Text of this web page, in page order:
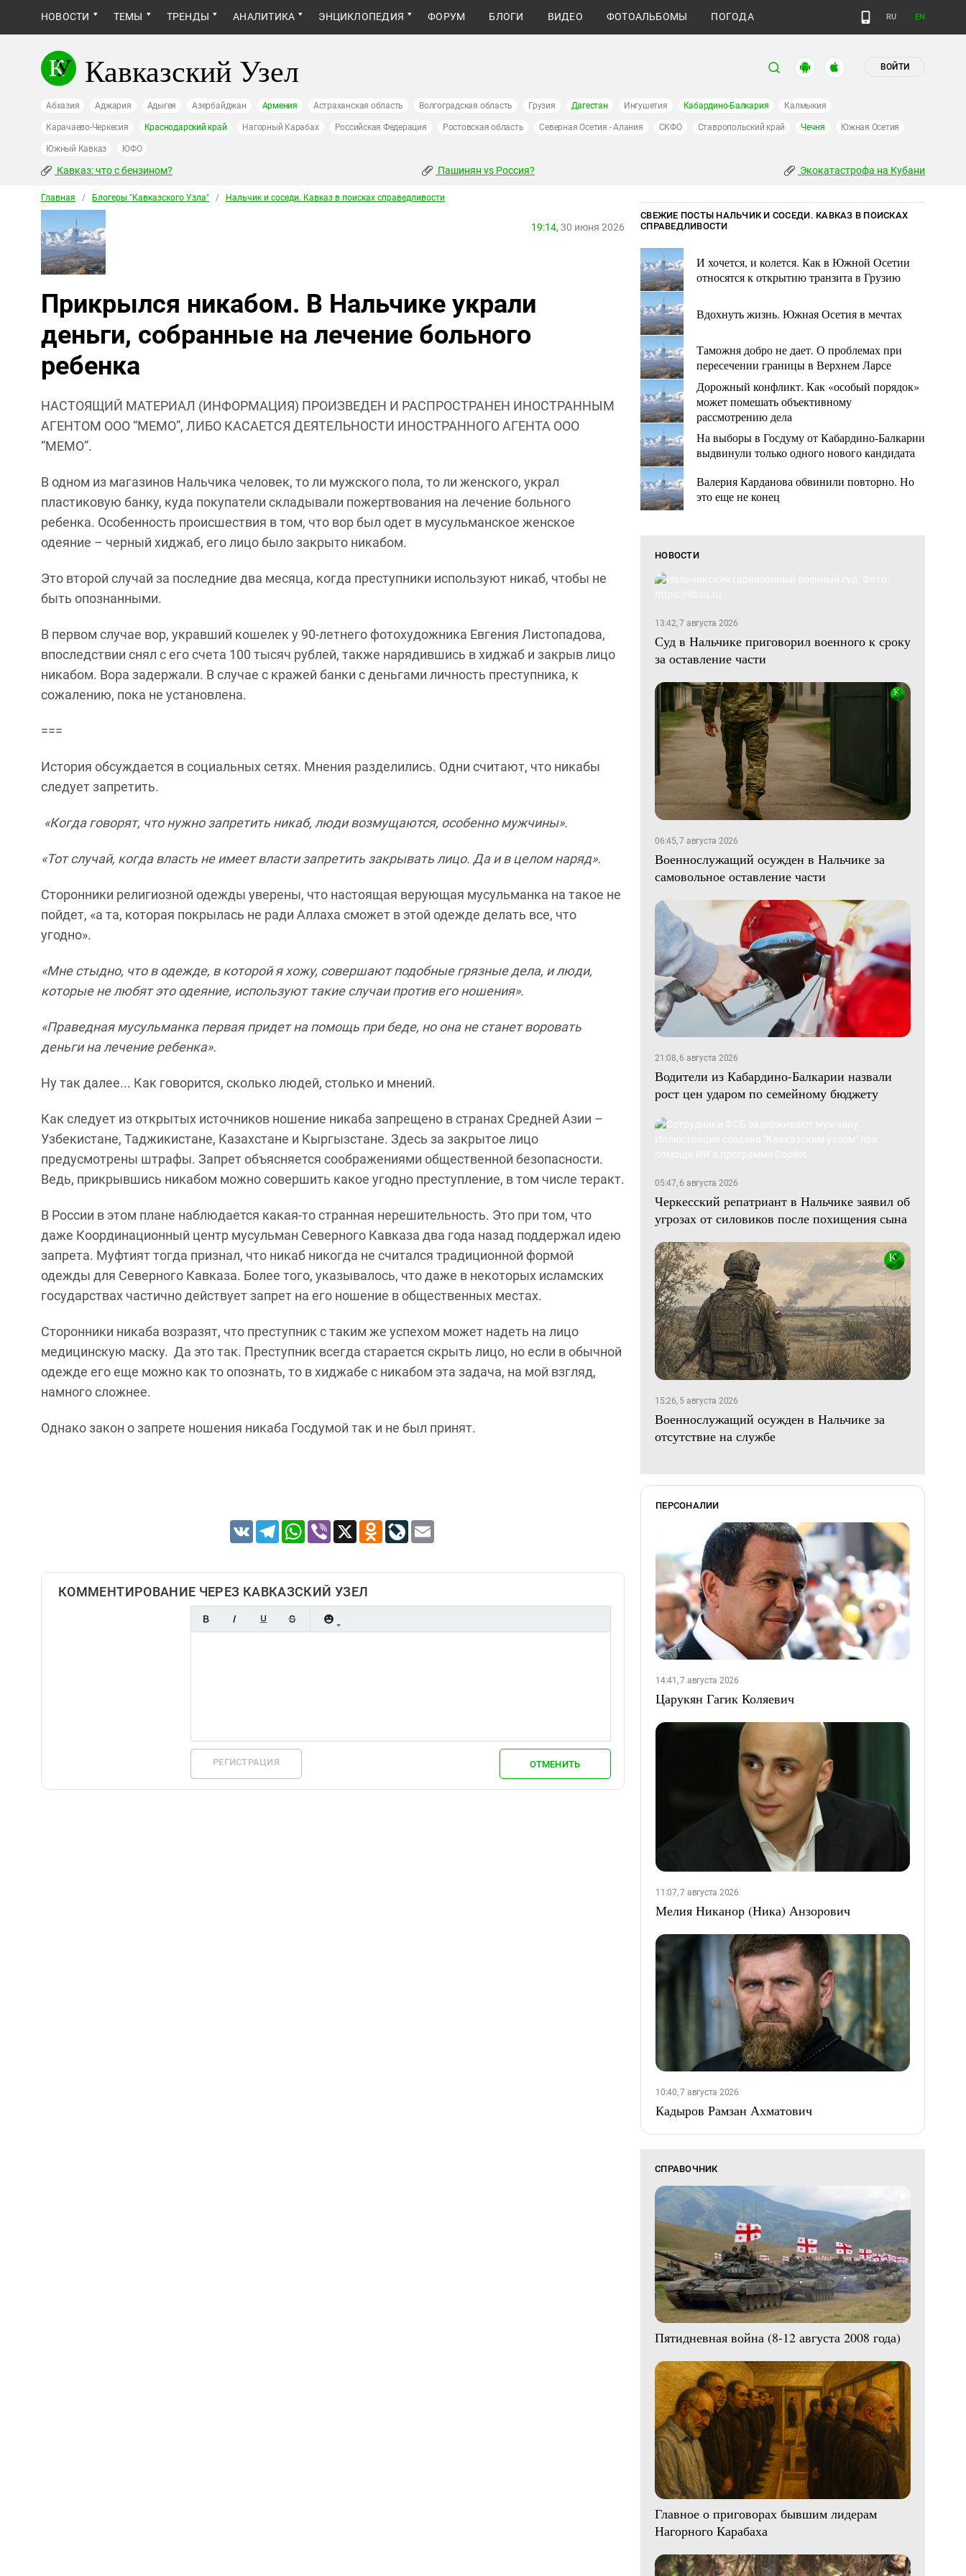
НОВОСТИ ТЕМЫ ТРЕНДЫ АНАЛИТИКА ЭНЦИКЛОПЕДИЯ ФОРУМ БЛОГИ ВИДЕО ФОТОАЛЬБОМЫ ПОГОДА RU EN
Кавказский Узел ВОЙТИ
Абхазия Аджария Адыгея Азербайджан Армения Астраханская область Волгоградская область Грузия Дагестан Ингушетия Кабардино-Балкария Калмыкия
Карачаево-Черкесия Краснодарский край Нагорный Карабах Российская Федерация Ростовская область Северная Осетия - Алания СКФО Ставропольский край Чечня Южная Осетия
Южный Кавказ ЮФО
Кавказ: что с бензином? Пашинян vs Россия? Экокатастрофа на Кубани
Главная / Блогеры "Кавказского Узла" / Нальчик и соседи. Кавказ в поисках справедливости
19:14, 30 июня 2026
Прикрылся никабом. В Нальчике украли
деньги, собранные на лечение больного
ребенка
НАСТОЯЩИЙ МАТЕРИАЛ (ИНФОРМАЦИЯ) ПРОИЗВЕДЕН И РАСПРОСТРАНЕН ИНОСТРАННЫМ
АГЕНТОМ ООО “МЕМО”, ЛИБО КАСАЕТСЯ ДЕЯТЕЛЬНОСТИ ИНОСТРАННОГО АГЕНТА ООО
“МЕМО”.
В одном из магазинов Нальчика человек, то ли мужского пола, то ли женского, украл
пластиковую банку, куда покупатели складывали пожертвования на лечение больного
ребенка. Особенность происшествия в том, что вор был одет в мусульманское женское
одеяние – черный хиджаб, его лицо было закрыто никабом.
Это второй случай за последние два месяца, когда преступники используют никаб, чтобы не
быть опознанными.
В первом случае вор, укравший кошелек у 90-летнего фотохудожника Евгения Листопадова,
впоследствии снял с его счета 100 тысяч рублей, также нарядившись в хиджаб и закрыв лицо
никабом. Вора задержали. В случае с кражей банки с деньгами личность преступника, к
сожалению, пока не установлена.
===
История обсуждается в социальных сетях. Мнения разделились. Одни считают, что никабы
следует запретить.
«Когда говорят, что нужно запретить никаб, люди возмущаются, особенно мужчины».
«Тот случай, когда власть не имеет власти запретить закрывать лицо. Да и в целом наряд».
Сторонники религиозной одежды уверены, что настоящая верующая мусульманка на такое не
пойдет, «а та, которая покрылась не ради Аллаха сможет в этой одежде делать все, что
угодно».
«Мне стыдно, что в одежде, в которой я хожу, совершают подобные грязные дела, и люди,
которые не любят это одеяние, используют такие случаи против его ношения».
«Праведная мусульманка первая придет на помощь при беде, но она не станет воровать
деньги на лечение ребенка».
Ну так далее... Как говорится, сколько людей, столько и мнений.
Как следует из открытых источников ношение никаба запрещено в странах Средней Азии –
Узбекистане, Таджикистане, Казахстане и Кыргызстане. Здесь за закрытое лицо
предусмотрены штрафы. Запрет объясняется соображениями общественной безопасности.
Ведь, прикрывшись никабом можно совершить какое угодно преступление, в том числе теракт.
В России в этом плане наблюдается какая-то странная нерешительность. Это при том, что
даже Координационный центр мусульман Северного Кавказа два года назад поддержал идею
запрета. Муфтият тогда признал, что никаб никогда не считался традиционной формой
одежды для Северного Кавказа. Более того, указывалось, что даже в некоторых исламских
государствах частично действует запрет на его ношение в общественных местах.
Сторонники никаба возразят, что преступник с таким же успехом может надеть на лицо
медицинскую маску. Да это так. Преступник всегда старается скрыть лицо, но если в обычной
одежде его еще можно как то опознать, то в хиджабе с никабом эта задача, на мой взгляд,
намного сложнее.
Однако закон о запрете ношения никаба Госдумой так и не был принят.
VK TelegramWhatsApp
Viber X Odnoklassniki
LiveJournal
КОММЕНТИРОВАНИЕ ЧЕРЕЗ КАВКАЗСКИЙ УЗЕЛ
РЕГИСТРАЦИЯ ОТМЕНИТЬ
СВЕЖИЕ ПОСТЫ НАЛЬЧИК И СОСЕДИ. КАВКАЗ В ПОИСКАХ
СПРАВЕДЛИВОСТИ
И хочется, и колется. Как в Южной Осетии
относятся к открытию транзита в Грузию
Вдохнуть жизнь. Южная Осетия в мечтах
Таможня добро не дает. О проблемах при
пересечении границы в Верхнем Ларсе
Дорожный конфликт. Как «особый порядок»
может помешать объективному
рассмотрению дела
На выборы в Госдуму от Кабардино-Балкарии
выдвинули только одного нового кандидата
Валерия Карданова обвинили повторно. Но
это еще не конец
НОВОСТИ
13:42, 7 августа 2026
Суд в Нальчике приговорил военного к сроку
за оставление части
06:45, 7 августа 2026
Военнослужащий осужден в Нальчике за
самовольное оставление части
21:08, 6 августа 2026
Водители из Кабардино-Балкарии назвали
рост цен ударом по семейному бюджету
05:47, 6 августа 2026
Черкесский репатриант в Нальчике заявил об
угрозах от силовиков после похищения сына
15:26, 5 августа 2026
Военнослужащий осужден в Нальчике за
отсутствие на службе
ПЕРСОНАЛИИ
14:41, 7 августа 2026
Царукян Гагик Коляевич
11:07, 7 августа 2026
Мелия Никанор (Ника) Анзорович
10:40, 7 августа 2026
Кадыров Рамзан Ахматович
СПРАВОЧНИК
Пятидневная война (8-12 августа 2008 года)
Главное о приговорах бывшим лидерам
Нагорного Карабаха